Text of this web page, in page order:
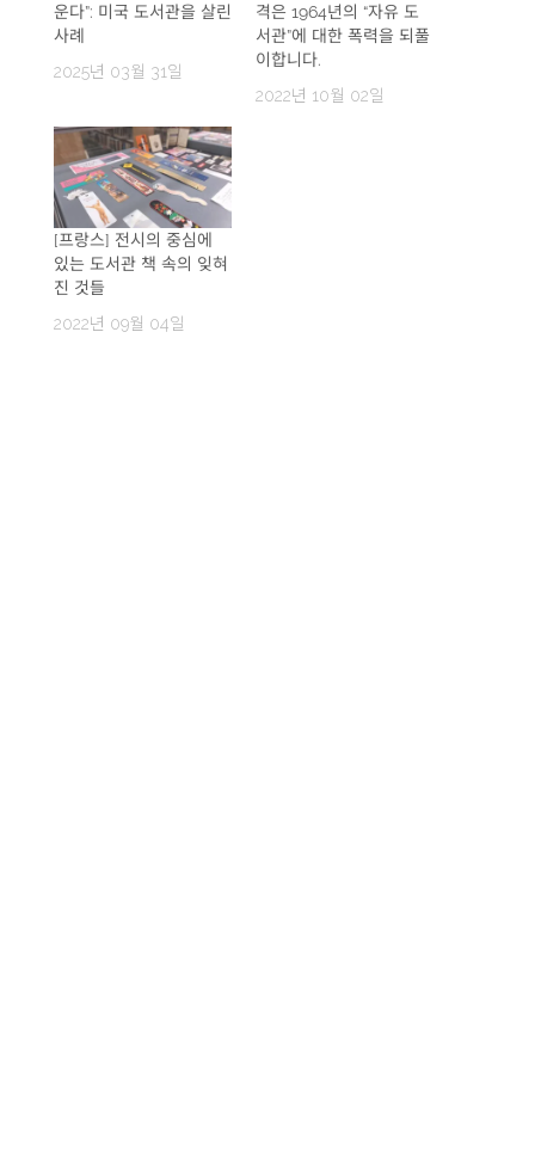
운다”: 미국 도서관을 살린
사례
2025년 03월 31일
격은 1964년의 “자유 도
서관”에 대한 폭력을 되풀
이합니다.
2022년 10월 02일
[프랑스] 전시의 중심에
있는 도서관 책 속의 잊혀
진 것들
2022년 09월 04일